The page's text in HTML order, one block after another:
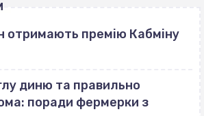
отримають премію Кабміну
диню та правильно
поради фермерки з